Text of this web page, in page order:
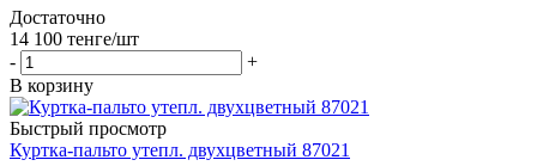
Достаточно
14 100 тенге/шт
-
+
В корзину
Быстрый просмотр
Куртка-пальто утепл. двухцветный 87021